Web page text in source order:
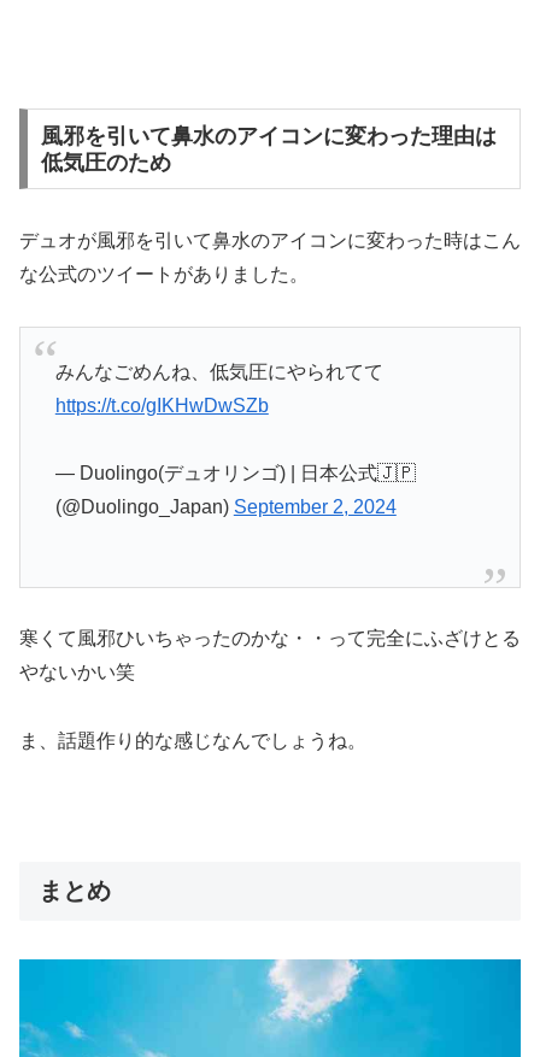
風邪を引いて鼻水のアイコンに変わった理由は
低気圧のため
デュオが風邪を引いて鼻水のアイコンに変わった時はこん
な公式のツイートがありました。
みんなごめんね、低気圧にやられてて
https://t.co/gIKHwDwSZb
— Duolingo(デュオリンゴ) | 日本公式🇯🇵
(@Duolingo_Japan) September 2, 2024
寒くて風邪ひいちゃったのかな・・って完全にふざけとる
やないかい笑
ま、話題作り的な感じなんでしょうね。
まとめ